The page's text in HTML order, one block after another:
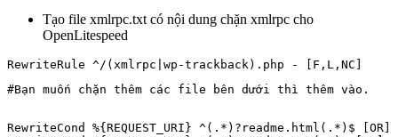
Tạo file xmlrpc.txt có nội dung chặn xmlrpc cho
OpenLitespeed
#Bạn muốn chặn thêm các file bên dưới thì thêm vào.
RewriteCond %{REQUEST_URI} ^(.*)?readme.html(.*)$ [OR]